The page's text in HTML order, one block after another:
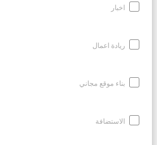
اخبار
ريادة اعمال
بناء موقع مجاني
الاستضافة